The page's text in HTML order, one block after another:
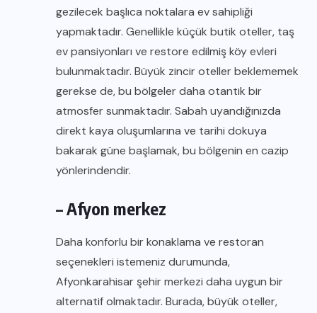
gezilecek başlıca noktalara ev sahipliği
yapmaktadır. Genellikle küçük butik oteller, taş
ev pansiyonları ve restore edilmiş köy evleri
bulunmaktadır. Büyük zincir oteller beklememek
gerekse de, bu bölgeler daha otantik bir
atmosfer sunmaktadır. Sabah uyandığınızda
direkt kaya oluşumlarına ve tarihi dokuya
bakarak güne başlamak, bu bölgenin en cazip
yönlerindendir.
– Afyon merkez
Daha konforlu bir konaklama ve restoran
seçenekleri istemeniz durumunda,
Afyonkarahisar şehir merkezi daha uygun bir
alternatif olmaktadır. Burada, büyük oteller,